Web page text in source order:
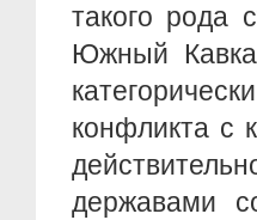
такого рода
Южный
конфликта с
державами